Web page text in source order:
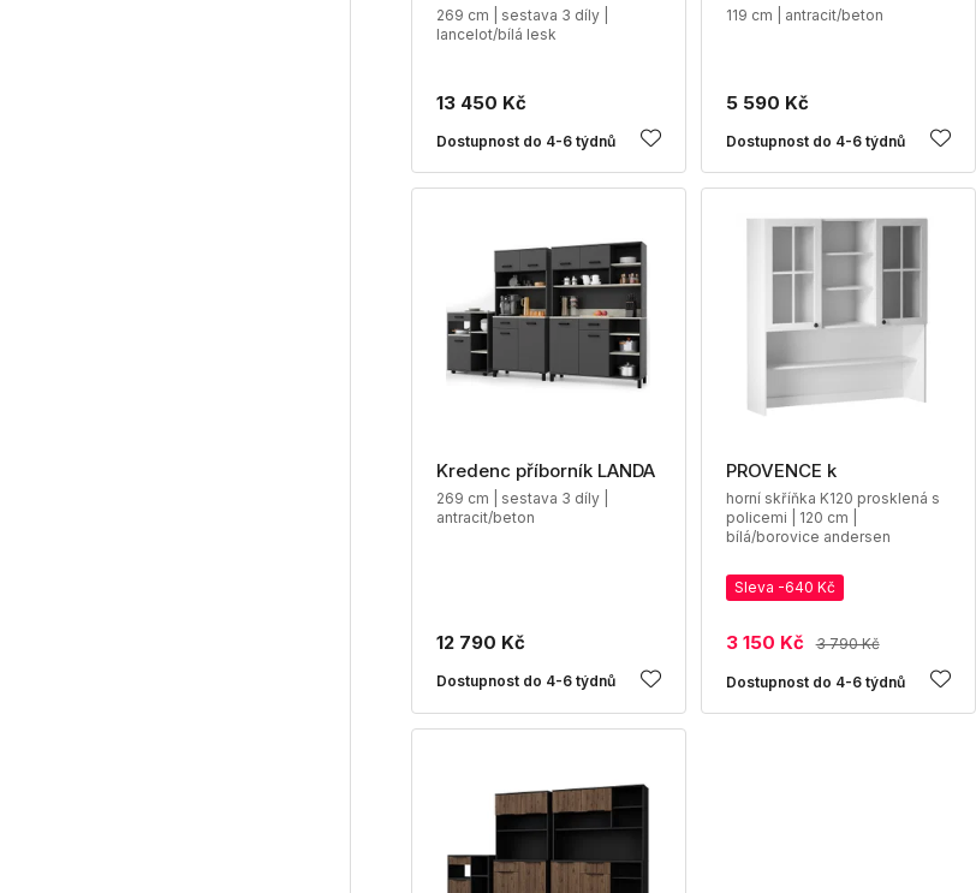
269 cm | sestava 3 díly |
lancelot/bílá lesk
13 450 Kč
Dostupnost do 4-6 týdnů
119 cm | antracit/beton
5 590 Kč
Dostupnost do 4-6 týdnů
Kredenc příborník LANDA
269 cm | sestava 3 díly |
antracit/beton
12 790 Kč
Dostupnost do 4-6 týdnů
PROVENCE k
horní skříňka K120 prosklená s
policemi | 120 cm |
bílá/borovice andersen
Sleva -640 Kč
3 150 Kč 3 790 Kč
Dostupnost do 4-6 týdnů